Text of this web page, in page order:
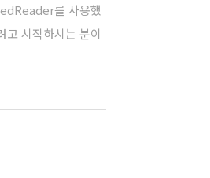
를 사용했
고 시작하시는 분이